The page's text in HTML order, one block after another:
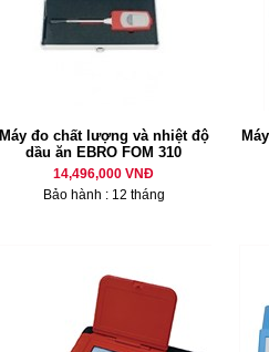
Máy đo chất lượng và nhiệt độ
dầu ăn EBRO FOM 310
14,496,000 VNĐ
Bảo hành : 12 tháng